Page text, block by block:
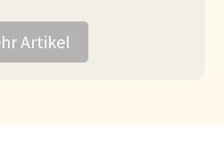
Artikel